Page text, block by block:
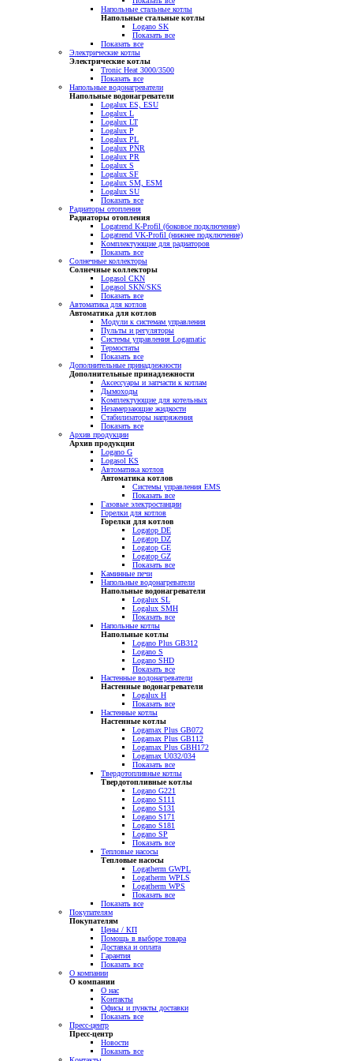
Напольные стальные котлы
Напольные стальные котлы
Logano SK
Показать все
Показать все
Электрические котлы
Электрические котлы
Tronic Heat 3000/3500
Показать все
Напольные водонагреватели
Напольные водонагреватели
Logalux ES, ESU
Logalux L
Logalux LT
Logalux P
Logalux PL
Logalux PNR
Logalux PR
Logalux S
Logalux SF
Logalux SM, ESM
Logalux SU
Показать все
Радиаторы отопления
Радиаторы отопления
Logatrend K-Profil (боковое подключение)
Logatrend VK-Profil (нижнее подключение)
Комплектующие для радиаторов
Показать все
Солнечные коллекторы
Солнечные коллекторы
Logasol CKN
Logasol SKN/SKS
Показать все
Автоматика для котлов
Автоматика для котлов
Модули к системам управления
Пульты и регуляторы
Системы управления Logamatic
Термостаты
Показать все
Дополнительные принадлежности
Дополнительные принадлежности
Аксессуары и запчасти к котлам
Дымоходы
Комплектующие для котельных
Незамерзающие жидкости
Стабилизаторы напряжения
Показать все
Архив продукции
Архив продукции
Logano G
Logasol KS
Автоматика котлов
Автоматика котлов
Системы управления EMS
Показать все
Газовые электростанции
Горелки для котлов
Горелки для котлов
Logatop DE
Logatop DZ
Logatop GE
Logatop GZ
Показать все
Каминные печи
Напольные водонагреватели
Напольные водонагреватели
Logalux SL
Logalux SMH
Показать все
Напольные котлы
Напольные котлы
Logano Plus GB312
Logano S
Logano SHD
Показать все
Настенные водонагреватели
Настенные водонагреватели
Logalux H
Показать все
Настенные котлы
Настенные котлы
Logamax Plus GB072
Logamax Plus GB112
Logamax Plus GBH172
Logamax U032/034
Показать все
Твердотопливные котлы
Твердотопливные котлы
Logano G221
Logano S111
Logano S131
Logano S171
Logano S181
Logano SP
Показать все
Тепловые насосы
Тепловые насосы
Logatherm GWPL
Logatherm WPLS
Logatherm WPS
Показать все
Показать все
Покупателям
Покупателям
Цены / КП
Помощь в выборе товара
Доставка и оплата
Гарантия
Показать все
О компании
О компании
О нас
Контакты
Офисы и пункты доставки
Показать все
Пресс-центр
Пресс-центр
Новости
Показать все